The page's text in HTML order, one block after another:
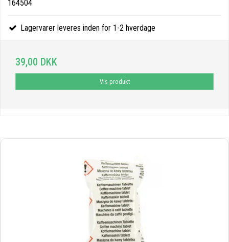
164504
Lagervarer leveres inden for 1-2 hverdage
39,00 DKK
Vis produkt